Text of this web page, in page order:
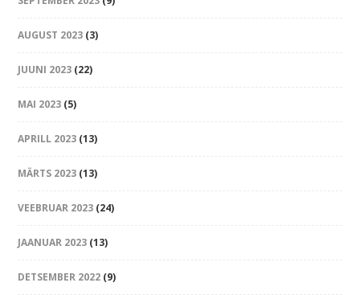
AUGUST 2023 (3)
JUUNI 2023 (22)
MAI 2023 (5)
APRILL 2023 (13)
MÄRTS 2023 (13)
VEEBRUAR 2023 (24)
JAANUAR 2023 (13)
DETSEMBER 2022 (9)